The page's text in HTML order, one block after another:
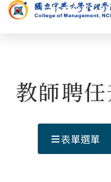
教師聘
表單選單